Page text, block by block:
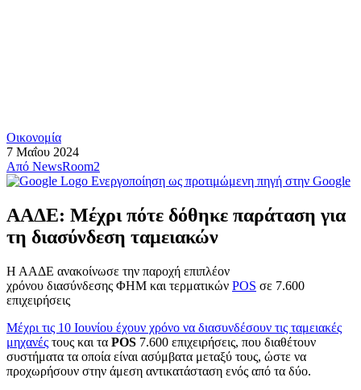
Οικονομία
7 Μαΐου 2024
Από NewsRoom2
Ενεργοποίηση ως προτιμώμενη πηγή στην Google
ΑΑΔΕ: Μέχρι πότε δόθηκε παράταση για
τη διασύνδεση ταμειακών
Η ΑΑΔΕ ανακοίνωσε την παροχή επιπλέον
χρόνου διασύνδεσης ΦΗΜ και τερματικών POS σε 7.600
επιχειρήσεις
Μέχρι τις 10 Ιουνίου έχουν χρόνο να διασυνδέσουν τις ταμειακές
μηχανές τους και τα POS 7.600 επιχειρήσεις, που διαθέτουν
συστήματα τα οποία είναι ασύμβατα μεταξύ τους, ώστε να
προχωρήσουν στην άμεση αντικατάσταση ενός από τα δύο.